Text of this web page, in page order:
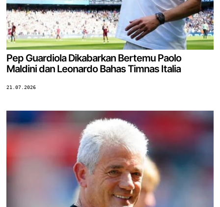
Pep Guardiola Dikabarkan Bertemu Paolo
Maldini dan Leonardo Bahas Timnas Italia
21.07.2026